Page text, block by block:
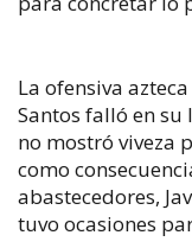
La ofensiva
Santos falló en su
no mostró viveza
como
abastecedores,
tuvo ocasiones